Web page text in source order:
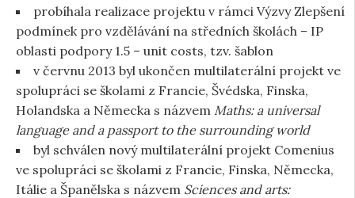
probíhala realizace projektu v rámci Výzvy Zlepšení
podmínek pro vzdělávání na středních školách – IP
oblasti podpory 1.5 – unit costs, tzv. šablon
v červnu 2013 byl ukončen multilaterální projekt ve
spolupráci se školami z Francie, Švédska, Finska,
Holandska a Německa s názvem Maths: a universal
language and a passport to the surrounding world
byl schválen nový multilaterální projekt Comenius
ve spolupráci se školami z Francie, Finska, Německa,
Itálie a Španělska s názvem Sciences and arts: